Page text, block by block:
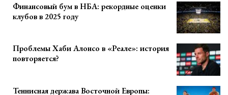
Финансовый бум в НБА: рекордные оценки
клубов в 2025 году
Проблемы Хаби Алонсо в «Реале»: история
повторяется?
Теннисная держава Восточной Европы: